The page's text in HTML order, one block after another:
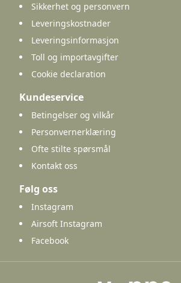
Sikkerhet og personvern
Leveringskostnader
Leveringsinformasjon
Toll og importavgifter
Cookie declaration
Kundeservice
Betingelser og vilkår
Personvernerklæring
Ofte stilte spørsmål
Kontakt oss
Følg oss
Instagram
Airsoft Instagram
Facebook